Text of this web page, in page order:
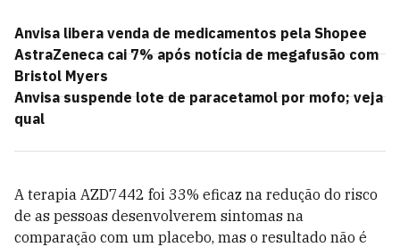
Anvisa libera venda de medicamentos pela Shopee
AstraZeneca cai 7% após notícia de megafusão com
Bristol Myers
Anvisa suspende lote de paracetamol por mofo; veja
qual
A terapia AZD7442 foi 33% eficaz na redução do risco
de as pessoas desenvolverem sintomas na
comparação com um placebo, mas o resultado não é